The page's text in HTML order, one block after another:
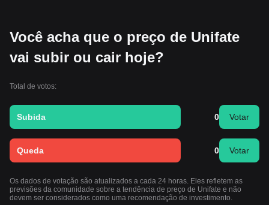
Você acha que o preço de Unifate
vai subir ou cair hoje?
Total de votos:
Subida 0 Votar
Queda 0 Votar
Os dados de votação são atualizados a cada 24 horas. Eles refletem as
previsões da comunidade sobre a tendência de preço de Unifate e não
devem ser considerados como uma recomendação de investimento.